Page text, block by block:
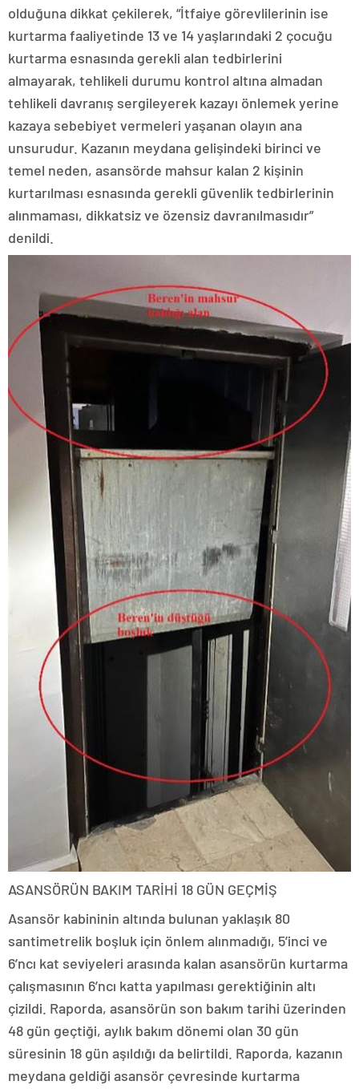
olduğuna dikkat çekilerek, “İtfaiye görevlilerinin ise
kurtarma faaliyetinde 13 ve 14 yaşlarındaki 2 çocuğu
kurtarma esnasında gerekli alan tedbirlerini
almayarak, tehlikeli durumu kontrol altına almadan
tehlikeli davranış sergileyerek kazayı önlemek yerine
kazaya sebebiyet vermeleri yaşanan olayın ana
unsurudur. Kazanın meydana gelişindeki birinci ve
temel neden, asansörde mahsur kalan 2 kişinin
kurtarılması esnasında gerekli güvenlik tedbirlerinin
alınmaması, dikkatsiz ve özensiz davranılmasıdır”
denildi.
ASANSÖRÜN BAKIM TARİHİ 18 GÜN GEÇMİŞ
Asansör kabininin altında bulunan yaklaşık 80
santimetrelik boşluk için önlem alınmadığı, 5’inci ve
6’ncı kat seviyeleri arasında kalan asansörün kurtarma
çalışmasının 6’ncı katta yapılması gerektiğinin altı
çizildi. Raporda, asansörün son bakım tarihi üzerinden
48 gün geçtiği, aylık bakım dönemi olan 30 gün
süresinin 18 gün aşıldığı da belirtildi. Raporda, kazanın
meydana geldiği asansör çevresinde kurtarma